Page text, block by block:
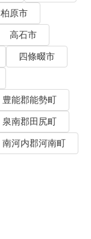
柏原市
高石市
四條畷市
豊能郡能勢町
泉南郡田尻町
南河内郡河南町